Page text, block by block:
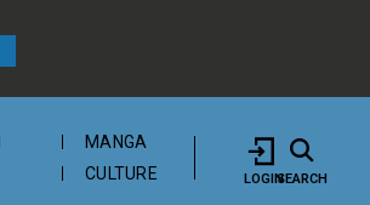
MANGA
CULTURE LOGINSEARCH